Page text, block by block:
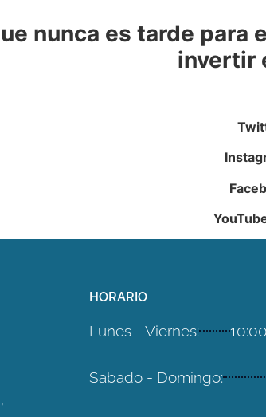
nunca es tarde para
invertir
HORARIO
Lunes - Viernes:
Sabado - Domingo: